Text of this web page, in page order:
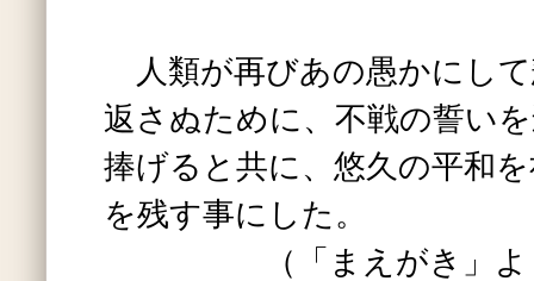
人類が再びあの愚かにし
返さぬために、不戦の誓い
捧げると共に、悠久の平和
を残す事にした。
（「まえがき」より